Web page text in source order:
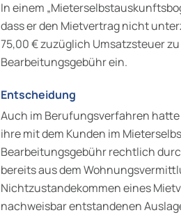
In einem
dass er den Mietvertrag nicht
75,00 € zuzüglich Umsatzsteuer
Bearbeitungsgebühr ein.
Entscheidung
Auch im Berufungsverfahren
ihre mit dem Kunden im
Bearbeitungsgebühr rechtlich
bereits aus dem
Nichtzustandekommen eines
nachweisbar entstandenen